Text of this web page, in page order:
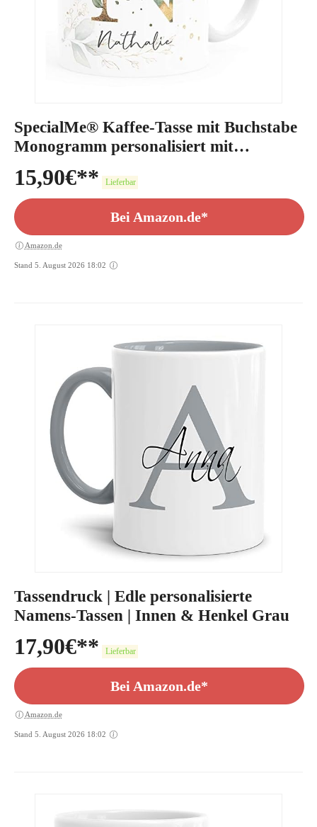
SpecialMe® Kaffee-Tasse mit Buchstabe
Monogramm personalisiert mit
Wunschname Initiale Blätter-Motiv
persönliche Geschenke weiß Keramik-
Tasse
15,90€ Lieferbar
Bei Amazon.de*
Amazon.de
Stand 5. August 2026 18:02
Tassendruck | Edle personalisierte
Namens-Tassen | Innen & Henkel Grau
17,90€ Lieferbar
Bei Amazon.de*
Amazon.de
Stand 5. August 2026 18:02